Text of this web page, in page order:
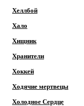
Хеллбой
Хало
Хищник
Хранители
Хоккей
Ходячие мертвецы
Холодное Сердце